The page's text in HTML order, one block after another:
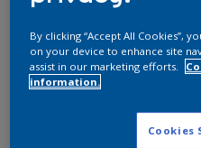
Otros
By clicking “Accept All Cookies”,
on your device to enhance site
assist in our marketing efforts.
information.
Cookies